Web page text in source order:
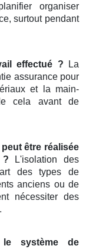
organiser
surtout pendant
effectué ? La
assurance pour
et la main-
cela avant de
être réalisée
? L'isolation des
des types de
anciens ou de
nécessiter des
le système de